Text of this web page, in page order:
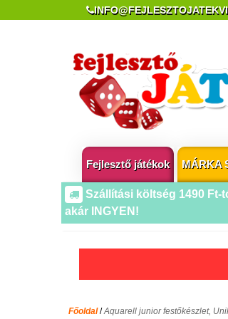
Fejlesztő játékok MÁRKA
Szállítási költség 1490 Ft-
akár INGYEN!
Főoldal/Aquarell junior festőkészlet,